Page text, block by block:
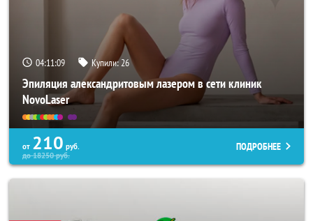
04:11:07 Купили:26
Эпиляция александритовым лазером в сети клиник
NovoLaser
от 210 руб.
до18250руб.
ПОДРОБНЕЕ